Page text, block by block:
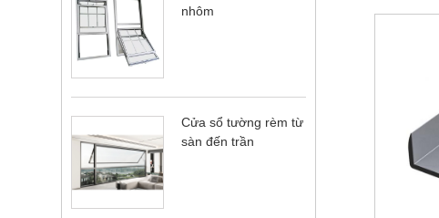
nhôm
Cửa sổ tường rèm từ
sàn đến trần